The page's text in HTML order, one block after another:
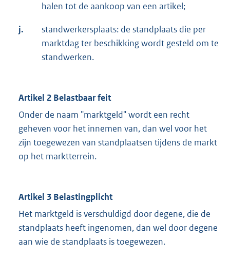
halen tot de aankoop van een artikel;
j.
standwerkersplaats: de standplaats die per
marktdag ter beschikking wordt gesteld om te
standwerken.
Artikel 2 Belastbaar feit
Onder de naam "marktgeld" wordt een recht
geheven voor het innemen van, dan wel voor het
zijn toegewezen van standplaatsen tijdens de markt
op het marktterrein.
Artikel 3 Belastingplicht
Het marktgeld is verschuldigd door degene, die de
standplaats heeft ingenomen, dan wel door degene
aan wie de standplaats is toegewezen.